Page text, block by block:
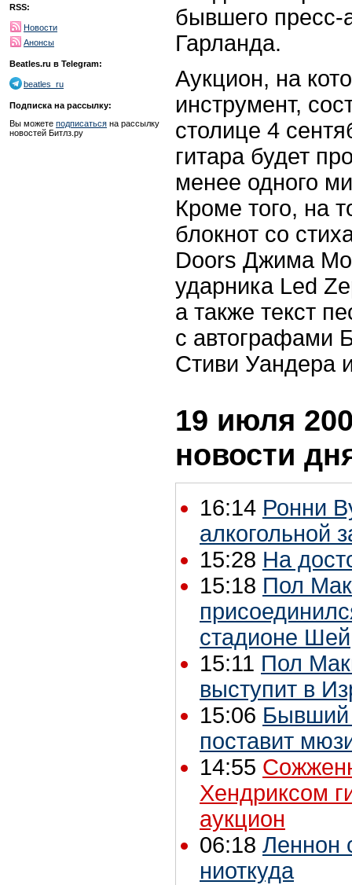
RSS:
Новости
Анонсы
Beatles.ru в Telegram:
beatles_ru
Подписка на рассылку:
Вы можете подписаться на рассылку
новостей Битлз.ру
бывшего пресс-
Гарланда.
Аукцион, на
инструмент,
столице 4
гитара будет
менее одного
Кроме того, на
блокнот со
Doors Джима
ударника Led
а также текст
с автографами
Стиви Уандера
19 июля
новости
16:14 Ронни
алкогольной
15:28 На
15:18 Пол
стадионе Шей
15:11 Пол
выступит в
15:06 Бывший
поставит
14:55
Хендриксом
аукцион
06:18 Леннон
ниоткуда